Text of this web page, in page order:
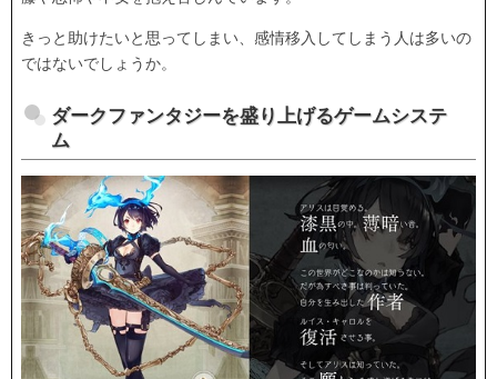
きっと助けたいと思ってしまい、感情移入してしまう人は多いの
ではないでしょうか。
ダークファンタジーを盛り上げるゲームシステ
ム